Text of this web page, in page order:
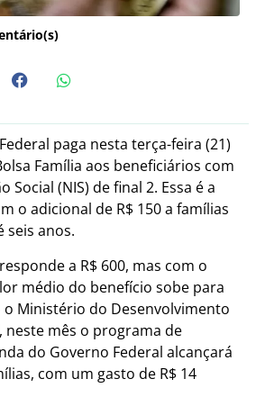
paga nesta terça-feira (21)
Família aos beneficiários com
Social (NIS) de final 2. Essa é a
o adicional de R$ 150 a famílias
seis anos.
a R$ 600, mas com o
médio do benefício sobe para
o Ministério do Desenvolvimento
neste mês o programa de
do Governo Federal alcançará
com um gasto de R$ 14